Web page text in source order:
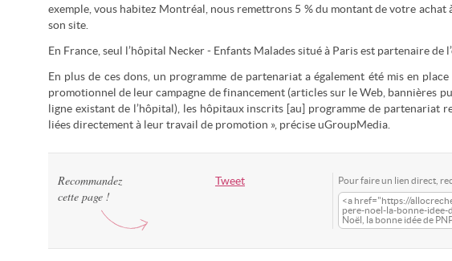
exemple, vous habitez Montréal, nous remettrons 5 % du montant de votre
son site.
En France, seul l’hôpital Necker - Enfants Malades situé à Paris est partenaire de
En plus de ces dons, un programme de partenariat a également été mis en
promotionnel de leur campagne de financement (articles sur le Web, bannières
ligne existant de l’hôpital), les hôpitaux inscrits [au] programme de
liées directement à leur travail de promotion », précise uGroupMedia.
Tweet
Recommandez
cette page !
Pour faire un lien direct,
<a href="https://
pere-noel-la-bonne-idee-
Noël, la bonne idée de